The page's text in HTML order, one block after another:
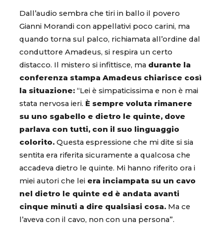
Dall’audio sembra che tiri in ballo il povero
Gianni Morandi con appellativi poco carini, ma
quando torna sul palco, richiamata all’ordine dal
conduttore Amadeus, si respira un certo
distacco. Il mistero si infittisce, ma durante la
conferenza stampa Amadeus chiarisce così
la situazione: “Lei è simpaticissima e non è mai
stata nervosa ieri. È sempre voluta rimanere
su uno sgabello e dietro le quinte, dove
parlava con tutti, con il suo linguaggio
colorito. Questa espressione che mi dite si sia
sentita era riferita sicuramente a qualcosa che
accadeva dietro le quinte. Mi hanno riferito ora i
miei autori che lei era inciampata su un cavo
nel dietro le quinte ed è andata avanti
cinque minuti a dire qualsiasi cosa. Ma ce
l’aveva con il cavo, non con una persona”.